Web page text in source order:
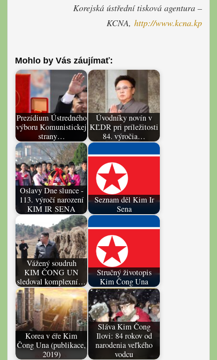
Korejská ústřední tisková agentura –
KCNA, http://www.kcna.kp
Mohlo by Vás záujímať:
Prezídium Ústredného
výboru Komunistickej
strany…
Úvodníky novín v
KĽDR pri príležitosti
84. výročia…
Oslavy Dne slunce -
113. výročí narození
KIM IR SENA
Seznam děl Kim Ir
Sena
Vážený soudruh
KIM ČONG UN
sledoval komplexní…
Stručný životopis
Kim Čong Una
Korea v éře Kim
Čong Una (publikace,
2019)
Sláva Kim Čong
Ilovi: 84 rokov od
narodenia veľkého
vodcu